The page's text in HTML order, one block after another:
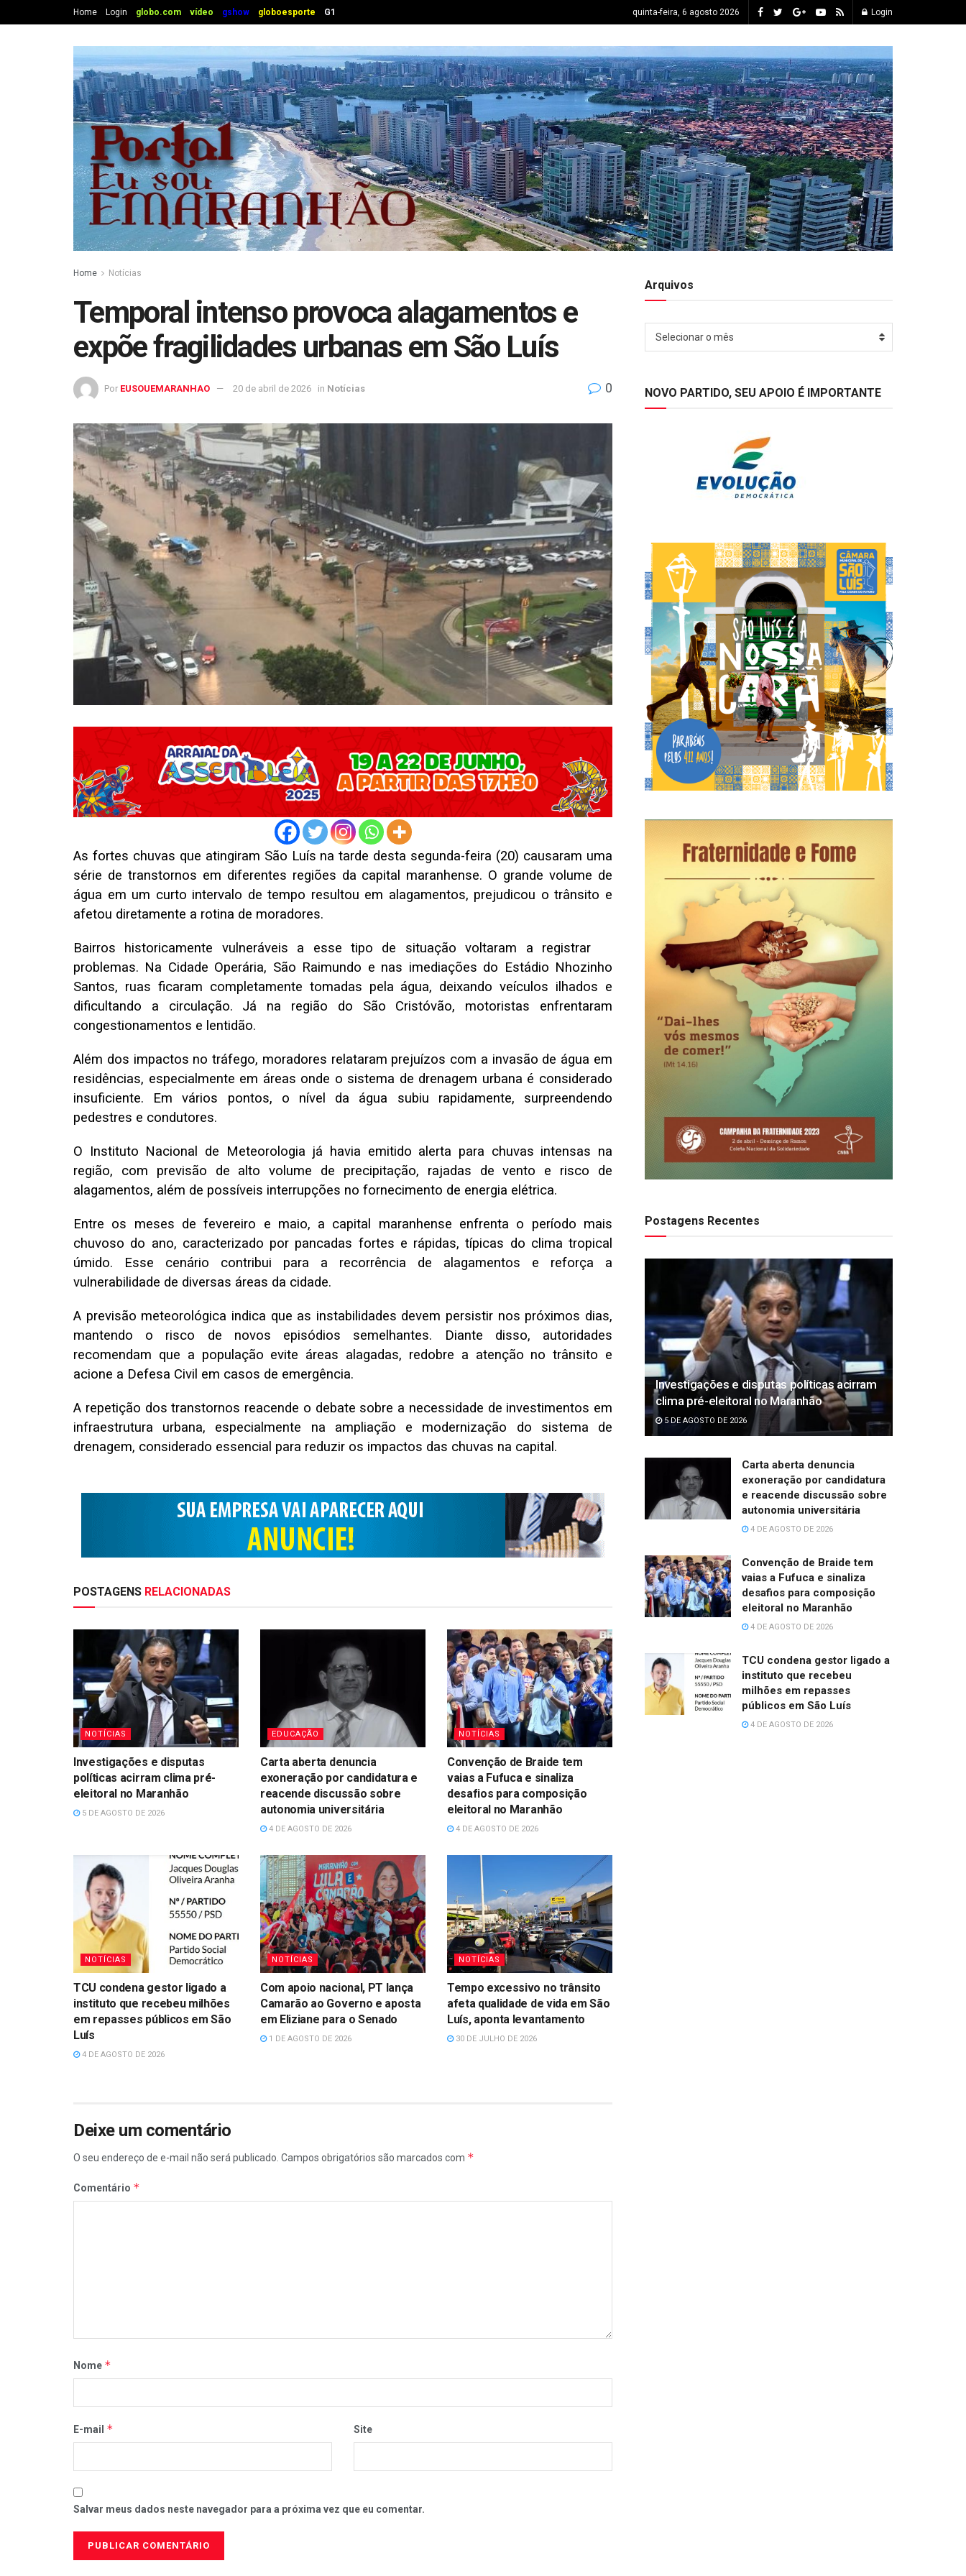
Home Login globo.com vídeo gshow globoesporte G1 quinta-feira, 6 agosto 2026 Login
Home Notícias
Temporal intenso provoca alagamentos e
expõe fragilidades urbanas em São Luís
Por EUSOUEMARANHAO 20 de abril de 2026 in Notícias 0
As fortes chuvas que atingiram São Luís na tarde desta segunda-feira (20) causaram uma
série de transtornos em diferentes regiões da capital maranhense. O grande volume de
água em um curto intervalo de tempo resultou em alagamentos, prejudicou o trânsito e
afetou diretamente a rotina de moradores.
Bairros historicamente vulneráveis a esse tipo de situação voltaram a registrar
problemas. Na Cidade Operária, São Raimundo e nas imediações do Estádio Nhozinho
Santos, ruas ficaram completamente tomadas pela água, deixando veículos ilhados e
dificultando a circulação. Já na região do São Cristóvão, motoristas enfrentaram
congestionamentos e lentidão.
Além dos impactos no tráfego, moradores relataram prejuízos com a invasão de água em
residências, especialmente em áreas onde o sistema de drenagem urbana é considerado
insuficiente. Em vários pontos, o nível da água subiu rapidamente, surpreendendo
pedestres e condutores.
O Instituto Nacional de Meteorologia já havia emitido alerta para chuvas intensas na
região, com previsão de alto volume de precipitação, rajadas de vento e risco de
alagamentos, além de possíveis interrupções no fornecimento de energia elétrica.
Entre os meses de fevereiro e maio, a capital maranhense enfrenta o período mais
chuvoso do ano, caracterizado por pancadas fortes e rápidas, típicas do clima tropical
úmido. Esse cenário contribui para a recorrência de alagamentos e reforça a
vulnerabilidade de diversas áreas da cidade.
A previsão meteorológica indica que as instabilidades devem persistir nos próximos dias,
mantendo o risco de novos episódios semelhantes. Diante disso, autoridades
recomendam que a população evite áreas alagadas, redobre a atenção no trânsito e
acione a Defesa Civil em casos de emergência.
A repetição dos transtornos reacende o debate sobre a necessidade de investimentos em
infraestrutura urbana, especialmente na ampliação e modernização do sistema de
drenagem, considerado essencial para reduzir os impactos das chuvas na capital.
POSTAGENS RELACIONADAS
NOTÍCIAS
Investigações e disputas
políticas acirram clima pré-
eleitoral no Maranhão
5 DE AGOSTO DE 2026
EDUCAÇÃO
Carta aberta denuncia
exoneração por candidatura e
reacende discussão sobre
autonomia universitária
4 DE AGOSTO DE 2026
NOTÍCIAS
Convenção de Braide tem
vaias a Fufuca e sinaliza
desafios para composição
eleitoral no Maranhão
4 DE AGOSTO DE 2026
NOTÍCIAS
TCU condena gestor ligado a
instituto que recebeu milhões
em repasses públicos em São
Luís
4 DE AGOSTO DE 2026
NOTÍCIAS
Com apoio nacional, PT lança
Camarão ao Governo e aposta
em Eliziane para o Senado
1 DE AGOSTO DE 2026
NOTÍCIAS
Tempo excessivo no trânsito
afeta qualidade de vida em São
Luís, aponta levantamento
30 DE JULHO DE 2026
Deixe um comentário
O seu endereço de e-mail não será publicado. Campos obrigatórios são marcados com *
Comentário *
Nome *
E-mail * Site
Salvar meus dados neste navegador para a próxima vez que eu comentar.
Arquivos
Selecionar o mês
NOVO PARTIDO, SEU APOIO É IMPORTANTE
Postagens Recentes
Investigações e disputas políticas acirram
clima pré-eleitoral no Maranhão
5 DE AGOSTO DE 2026
Carta aberta denuncia
exoneração por candidatura
e reacende discussão sobre
autonomia universitária
4 DE AGOSTO DE 2026
Convenção de Braide tem
vaias a Fufuca e sinaliza
desafios para composição
eleitoral no Maranhão
4 DE AGOSTO DE 2026
TCU condena gestor ligado a
instituto que recebeu
milhões em repasses
públicos em São Luís
4 DE AGOSTO DE 2026